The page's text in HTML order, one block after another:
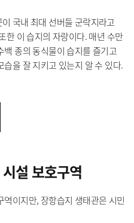
국내 최대 선버들 군락지라고
한 이 습지의 자랑이다. 매년 수만
종의 동식물이 습지를 즐기고
을 잘 지키고 있는지 알 수 있다.
설 보호구역
이지만, 장항습지 생태관은 시민